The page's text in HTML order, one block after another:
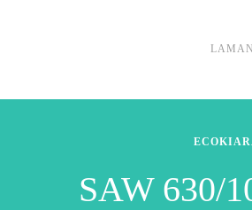
SAW 630/